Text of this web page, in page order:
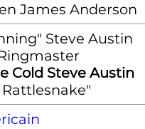
James Anderson
Steve Austin
Cold Steve Austin
Rattlesnake"